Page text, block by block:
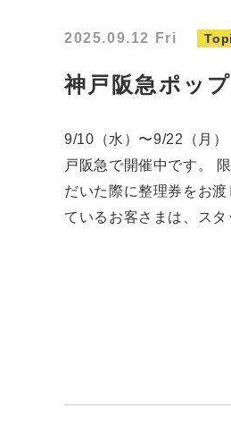
2025.09.12 Fri
神戸阪急ポッ
9/10（水）〜9/22（月
戸阪急で開催中です。
だいた際に整理券をお
ているお客さまは、ス